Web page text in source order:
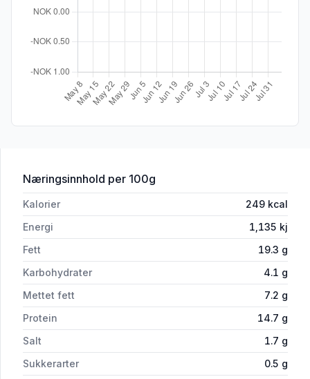
Næringsinnhold for 'Karbonade 3kg Økologisk
per 100g
Kalorier 249 kcal
Energi
1,135 kj
Fett
19.3 g
Karbohydrater
4.1 g
Mettet fett
7.2 g
Protein
14.7 g
Salt
1.7 g
Sukkerarter
0.5 g